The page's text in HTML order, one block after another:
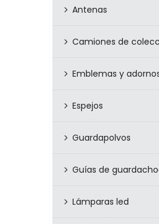
Antenas
Camiones de
Emblemas y
Espejos
Guardapolvos
Guías de
Lámparas led